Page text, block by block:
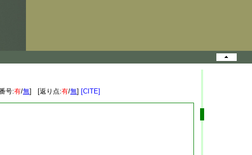
号:有/無] [返り点:有/無] [CITE]